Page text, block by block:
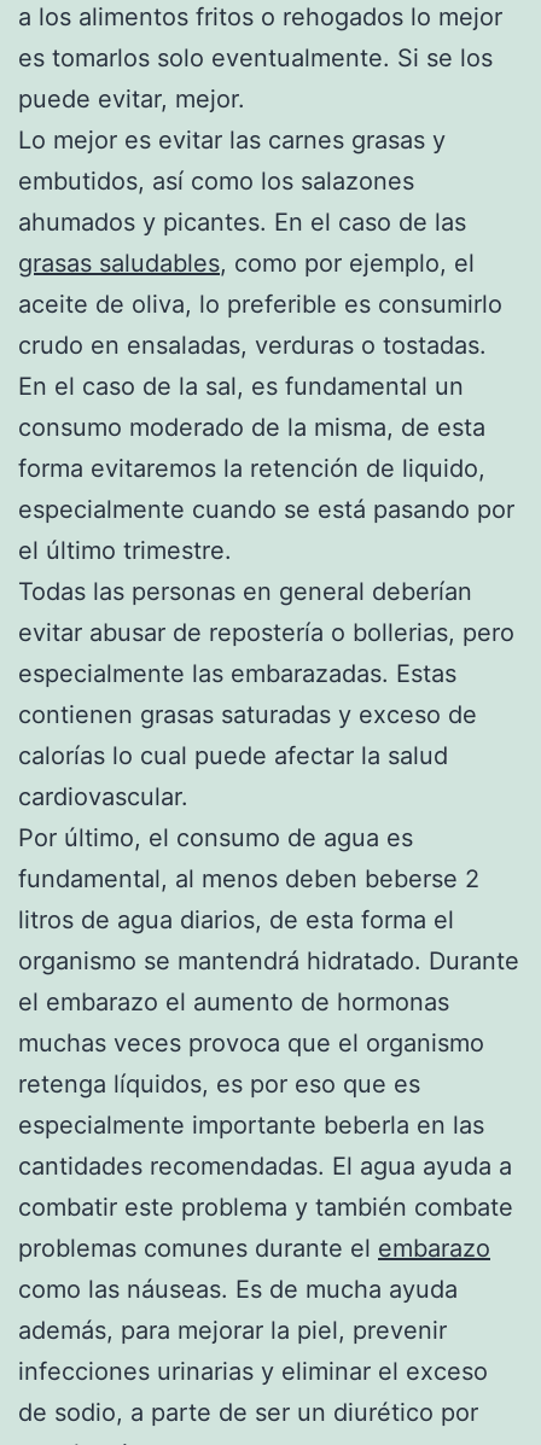
a los alimentos fritos o rehogados lo mejor
es tomarlos solo eventualmente. Si se los
puede evitar, mejor.
Lo mejor es evitar las carnes grasas y
embutidos, así como los salazones
ahumados y picantes. En el caso de las
grasas saludables, como por ejemplo, el
aceite de oliva, lo preferible es consumirlo
crudo en ensaladas, verduras o tostadas.
En el caso de la sal, es fundamental un
consumo moderado de la misma, de esta
forma evitaremos la retención de liquido,
especialmente cuando se está pasando por
el último trimestre.
Todas las personas en general deberían
evitar abusar de repostería o bollerias, pero
especialmente las embarazadas. Estas
contienen grasas saturadas y exceso de
calorías lo cual puede afectar la salud
cardiovascular.
Por último, el consumo de agua es
fundamental, al menos deben beberse 2
litros de agua diarios, de esta forma el
organismo se mantendrá hidratado. Durante
el embarazo el aumento de hormonas
muchas veces provoca que el organismo
retenga líquidos, es por eso que es
especialmente importante beberla en las
cantidades recomendadas. El agua ayuda a
combatir este problema y también combate
problemas comunes durante el embarazo
como las náuseas. Es de mucha ayuda
además, para mejorar la piel, prevenir
infecciones urinarias y eliminar el exceso
de sodio, a parte de ser un diurético por